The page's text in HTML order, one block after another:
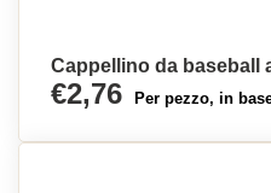
Cappellino da baseball
€2,76 Per pezzo, in